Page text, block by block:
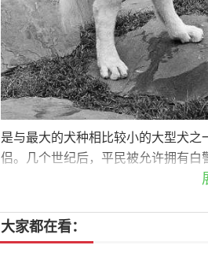
是与最大的犬种相比较小的大型犬之
侣。几个世纪后，平民被允许拥有
苏格兰猎鹿犬出现在苏格兰，几个世
大家都在看：